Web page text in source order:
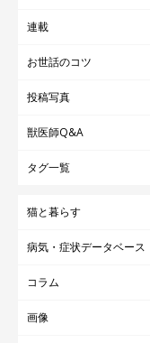
連載
お世話のコツ
投稿写真
獣医師Q&A
タグ一覧
猫と暮らす
病気・症状データベース
コラム
画像